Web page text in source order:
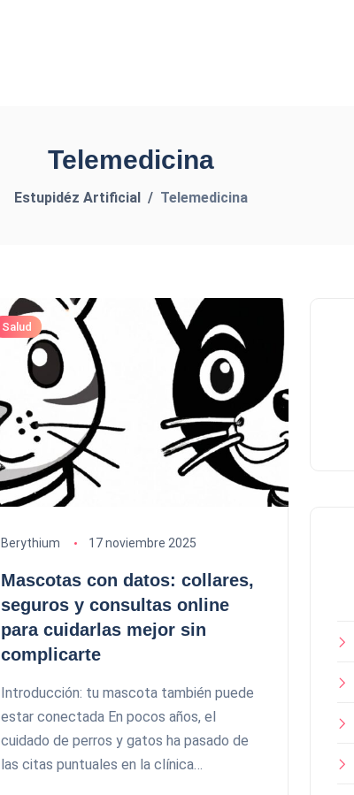
Telemedicina
Estupidéz Artificial Telemedicina
Salud
Berythium 17 noviembre 2025
Mascotas con datos: collares,
seguros y consultas online
para cuidarlas mejor sin
complicarte
Introducción: tu mascota también puede
estar conectada En pocos años, el
cuidado de perros y gatos ha pasado de
las citas puntuales en la clínica…